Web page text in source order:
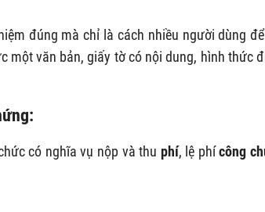
đúng mà chỉ là cách nhiều người dùng
một văn bản, giấy tờ có nội dung, hình thức
có nghĩa vụ nộp và thu phí, lệ phícông